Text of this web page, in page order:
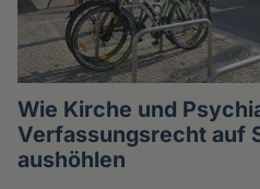
Wie Kirche und
Verfassungsrecht auf
aushöhlen